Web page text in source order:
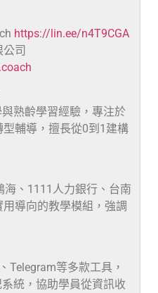
https://lin.ee/n4T9CGA
司
熟齡學習經驗，專注於
輔導，擅長從0到1建構
、1111人力銀行、台南
導向的教學模組，強調
Telegram等多款工具，
統，協助學員從資訊收